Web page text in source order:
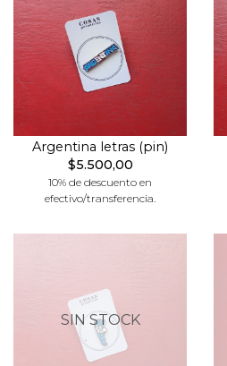
Argentina letras (pin)
$5.500,00
10% de descuento en
efectivo/transferencia.
SIN STOCK